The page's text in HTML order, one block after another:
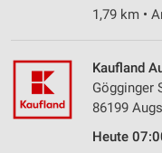
1,79 km •
Kaufland
Gögginger
86199
Heute
Nicht-IAB-
Performance
Funktional